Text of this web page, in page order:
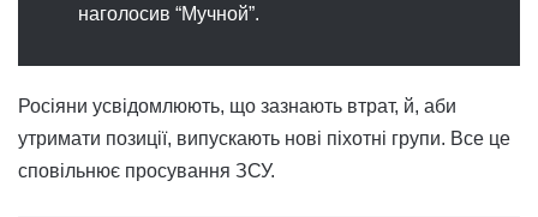
наголосив “Мучной”.
Росіяни усвідомлюють, що зазнають втрат, й, аби
утримати позиції, випускають нові піхотні групи. Все це
сповільнює просування ЗСУ.